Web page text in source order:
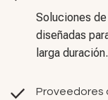
Soluciones
diseñadas
larga duración.
Proveedores